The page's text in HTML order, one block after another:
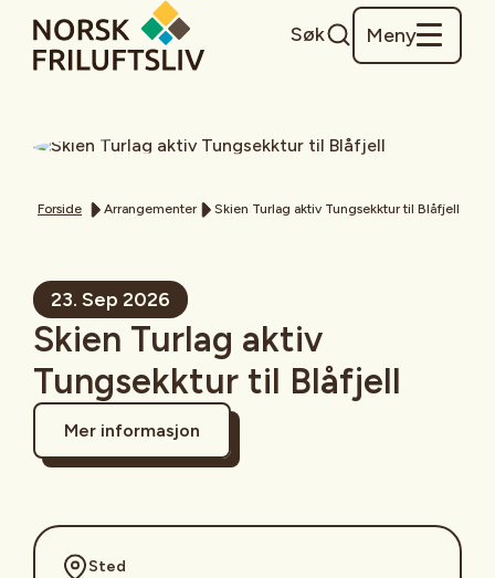
Søk Meny
Forside Arrangementer Skien Turlag aktiv Tungsekktur til Blåfjell
23. Sep 2026
Skien Turlag aktiv
Tungsekktur til Blåfjell
Mer informasjon
Sted